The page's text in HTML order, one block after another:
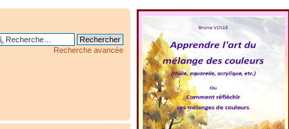
Recherche avancée